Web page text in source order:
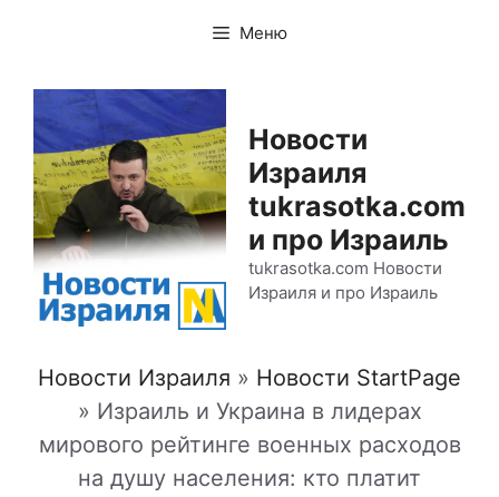
содержимому
Меню
Новости
Израиля
tukrasotka.com
и про Израиль
tukrasotka.com Новости
Израиля и про Израиль
Новости Израиля » Новости StartPage
» Израиль и Украина в лидерах
мирового рейтинге военных расходов
на душу населения: кто платит